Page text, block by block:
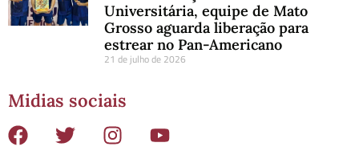
Universitária, equipe de Mato
Grosso aguarda liberação para
estrear no Pan-Americano
21 de julho de 2026
Midias sociais